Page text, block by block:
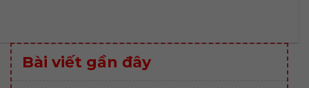
Bài viết gần đây